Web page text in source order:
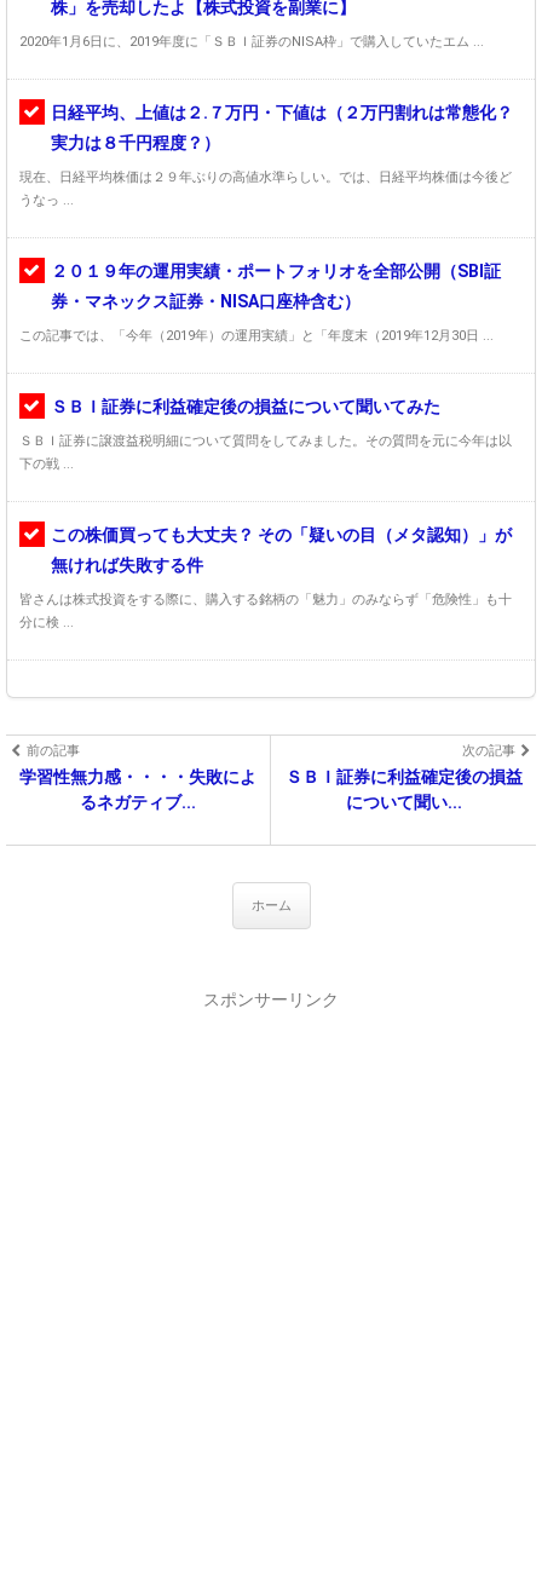
株」を売却したよ【株式投資を副業に】
2020年1月6日に、2019年度に「ＳＢＩ証券のNISA枠」で購入していたエム ...
日経平均、上値は２.７万円・下値は（２万円割れは常態化？
実力は８千円程度？）
現在、日経平均株価は２９年ぶりの高値水準らしい。では、日経平均株価は今後ど
うなっ ...
２０１９年の運用実績・ポートフォリオを全部公開（SBI証
券・マネックス証券・NISA口座枠含む）
この記事では、「今年（2019年）の運用実績」と「年度末（2019年12月30日 ...
ＳＢＩ証券に利益確定後の損益について聞いてみた
ＳＢＩ証券に譲渡益税明細について質問をしてみました。その質問を元に今年は以
下の戦 ...
この株価買っても大丈夫？ その「疑いの目（メタ認知）」が
無ければ失敗する件
皆さんは株式投資をする際に、購入する銘柄の「魅力」のみならず「危険性」も十
分に検 ...
前の記事
学習性無力感・・・・失敗によ
るネガティブ...
次の記事
ＳＢＩ証券に利益確定後の損益
について聞い...
ホーム
スポンサーリンク